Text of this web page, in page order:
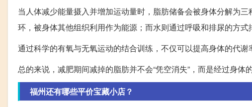
当人体减少能量摄入并增加运动量时，脂肪储备会被身体分解为
环，被身体其他组织利用作为能源；而水则通过呼吸和排尿的方式
通过科学的有氧与无氧运动的结合训练，不仅可以提高身体的代
总的来说，减肥期间减掉的脂肪并不会“凭空消失”，而是经过身体
福州还有哪些平价宝藏小店？